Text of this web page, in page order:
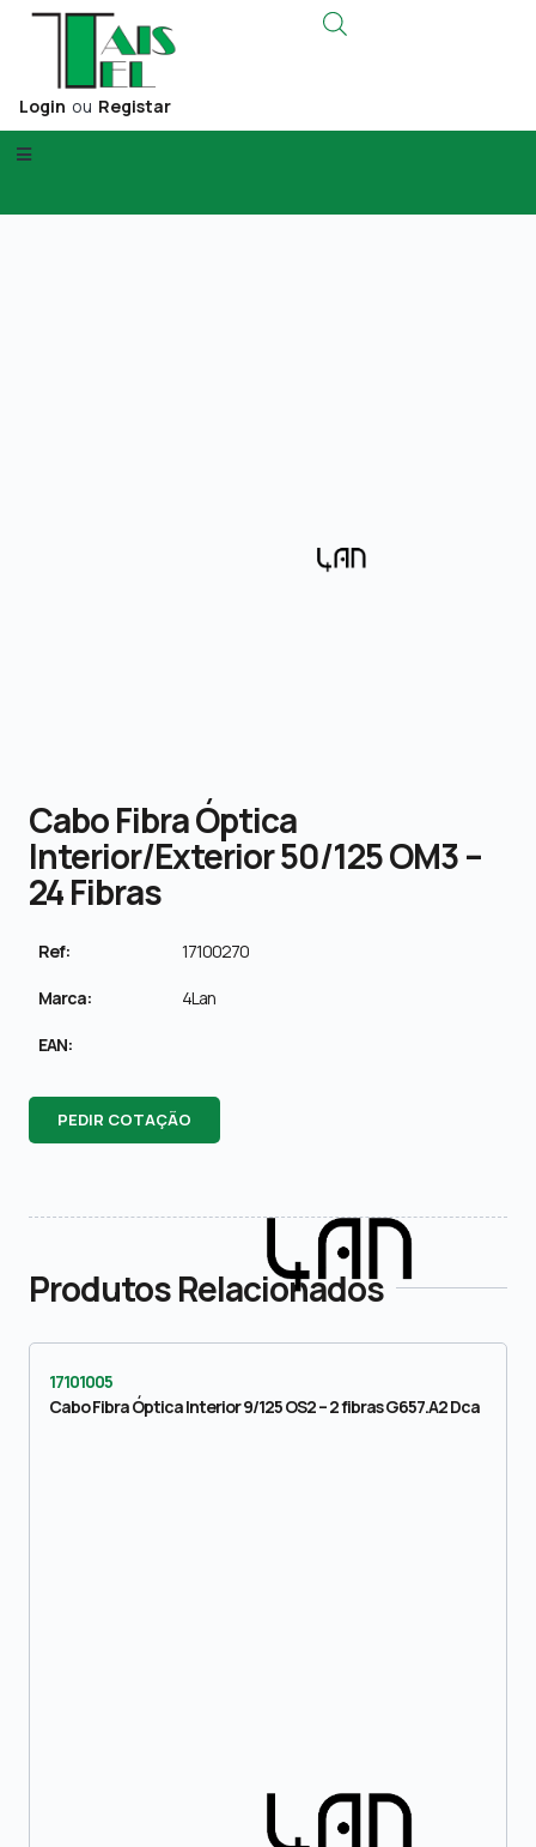
Login ou Registar
Cabo Fibra Óptica
Interior/Exterior 50/125 OM3 –
24 Fibras
Ref: 17100270
Marca: 4Lan
EAN:
PEDIR COTAÇÃO
Produtos Relacionados
17101005
Cabo Fibra Óptica Interior 9/125 OS2 – 2 fibras G657.A2 Dca